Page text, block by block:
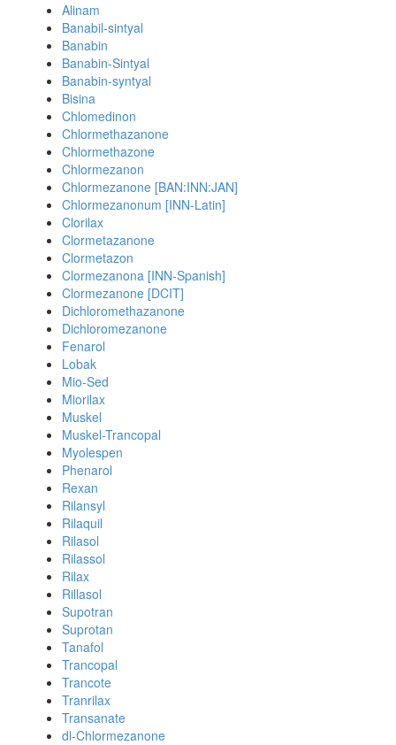
Alinam
Banabil-sintyal
Banabin
Banabin-Sintyal
Banabin-syntyal
Bisina
Chlomedinon
Chlormethazanone
Chlormethazone
Chlormezanon
Chlormezanone [BAN:INN:JAN]
Chlormezanonum [INN-Latin]
Clorilax
Clormetazanone
Clormetazon
Clormezanona [INN-Spanish]
Clormezanone [DCIT]
Dichloromethazanone
Dichloromezanone
Fenarol
Lobak
Mio-Sed
Miorilax
Muskel
Muskel-Trancopal
Myolespen
Phenarol
Rexan
Rilansyl
Rilaquil
Rilasol
Rilassol
Rilax
Rillasol
Supotran
Suprotan
Tanafol
Trancopal
Trancote
Tranrilax
Transanate
dl-Chlormezanone